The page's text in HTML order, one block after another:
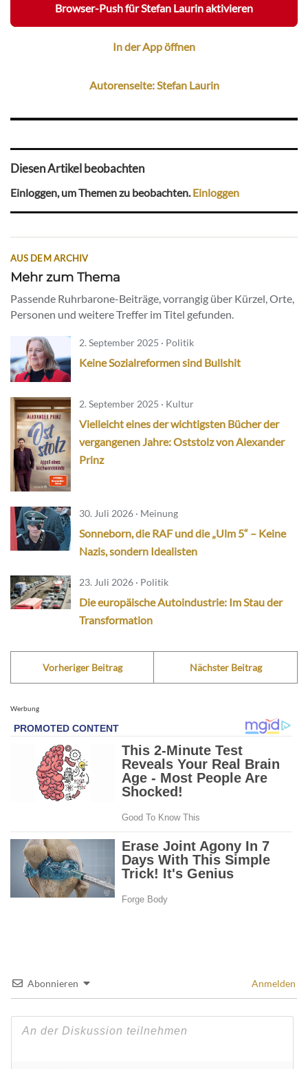
Browser-Push für Stefan Laurin aktivieren
In der App öffnen
Autorenseite: Stefan Laurin
Diesen Artikel beobachten
Einloggen, um Themen zu beobachten.Einloggen
AUS DEM ARCHIV
Mehr zum Thema
Passende Ruhrbarone-Beiträge, vorrangig über Kürzel, Orte,
Personen und weitere Treffer im Titel gefunden.
2. September 2025 · Politik
Keine Sozialreformen sind Bullshit
2. September 2025 · Kultur
Vielleicht eines der wichtigsten Bücher der
vergangenen Jahre: Oststolz von Alexander
Prinz
30. Juli 2026 · Meinung
Sonneborn, die RAF und die „Ulm 5“ – Keine
Nazis, sondern Idealisten
23. Juli 2026 · Politik
Die europäische Autoindustrie: Im Stau der
Transformation
Vorheriger Beitrag Nächster Beitrag
Werbung
Abonnieren Anmelden